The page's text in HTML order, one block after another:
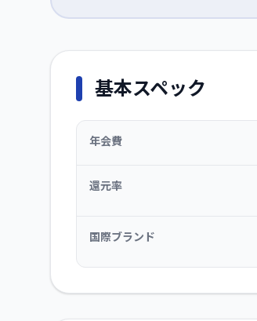
基本スペック
年会費
還元率
国際ブランド